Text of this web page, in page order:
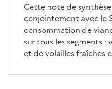
Cette note de
conjointement avec le
consommation de
sur tous les segments :
et de volailles fraîches